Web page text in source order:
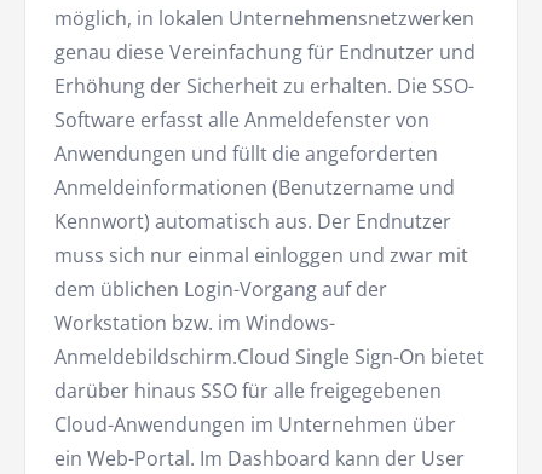
möglich, in lokalen Unternehmensnetzwerken
genau diese Vereinfachung für Endnutzer und
Erhöhung der Sicherheit zu erhalten. Die SSO-
Software erfasst alle Anmeldefenster von
Anwendungen und füllt die angeforderten
Anmeldeinformationen (Benutzername und
Kennwort) automatisch aus. Der Endnutzer
muss sich nur einmal einloggen und zwar mit
dem üblichen Login-Vorgang auf der
Workstation bzw. im Windows-
Anmeldebildschirm.Cloud Single Sign-On bietet
darüber hinaus SSO für alle freigegebenen
Cloud-Anwendungen im Unternehmen über
ein Web-Portal. Im Dashboard kann der User